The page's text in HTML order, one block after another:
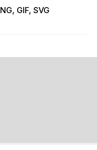
GIF, SVG